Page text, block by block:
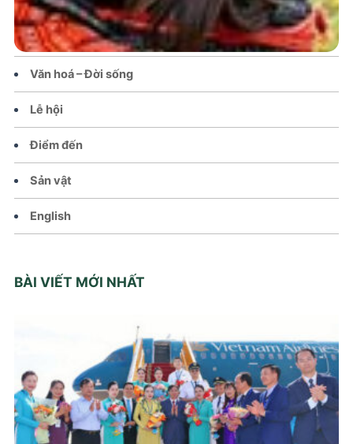
Chính sách
Văn hoá – Đời sống
Lễ hội
Điểm đến
Sản vật
English
BÀI VIẾT MỚI NHẤT